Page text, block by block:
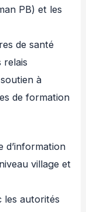
PB) et les
de santé
relais
à
de formation
d’information
village et
les autorités